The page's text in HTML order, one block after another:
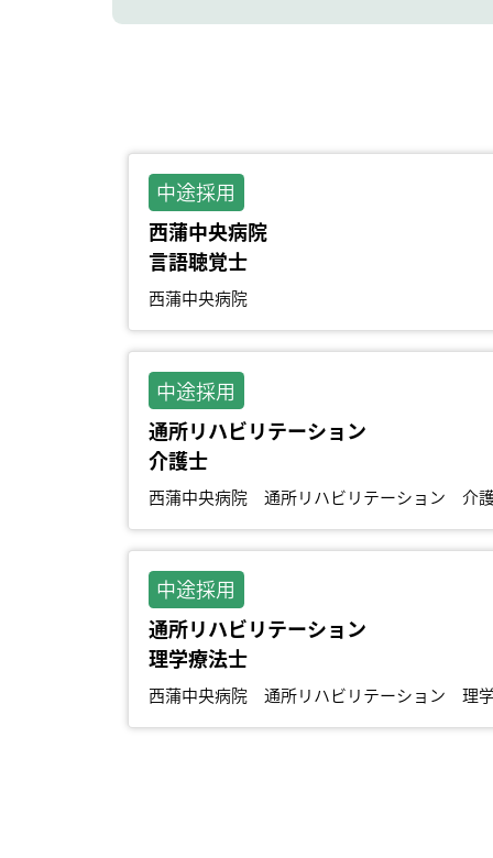
中途採用
西蒲中央病院
言語聴覚士
西蒲中央病院
中途採用
通所リハビリテーション
介護士
西蒲中央病院 通所リハビリテーション 介
中途採用
通所リハビリテーション
理学療法士
西蒲中央病院 通所リハビリテーション 理